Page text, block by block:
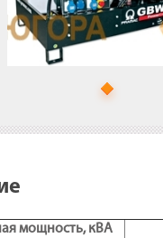
мощность, кВA